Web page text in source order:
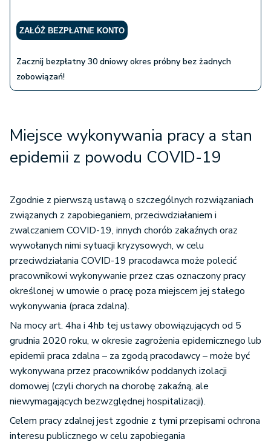
ZAŁÓŻ BEZPŁATNE KONTO
Zacznij bezpłatny 30 dniowy okres próbny bez żadnych
zobowiązań!
Miejsce wykonywania pracy a stan
epidemii z powodu COVID-19
Zgodnie z pierwszą ustawą o szczególnych rozwiązaniach
związanych z zapobieganiem, przeciwdziałaniem i
zwalczaniem COVID-19, innych chorób zakaźnych oraz
wywołanych nimi sytuacji kryzysowych, w celu
przeciwdziałania COVID-19 pracodawca może polecić
pracownikowi wykonywanie przez czas oznaczony pracy
określonej w umowie o pracę poza miejscem jej stałego
wykonywania (praca zdalna).
Na mocy art. 4ha i 4hb tej ustawy obowiązujących od 5
grudnia 2020 roku, w okresie zagrożenia epidemicznego lub
epidemii praca zdalna – za zgodą pracodawcy – może być
wykonywana przez pracowników poddanych izolacji
domowej (czyli chorych na chorobę zakaźną, ale
niewymagających bezwzględnej hospitalizacji).
Celem pracy zdalnej jest zgodnie z tymi przepisami ochrona
interesu publicznego w celu zapobiegania